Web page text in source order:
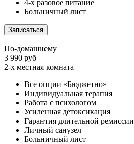
4-х разовое питание
Больничный лист
Записаться
По-домашнему
3 990 руб
2-х местная комната
Все опции «Бюджетно»
Индивидуальная терапия
Работа с психологом
Усиленная детоксикация
Гарантия длительной ремиссии
Личный санузел
Больничный лист